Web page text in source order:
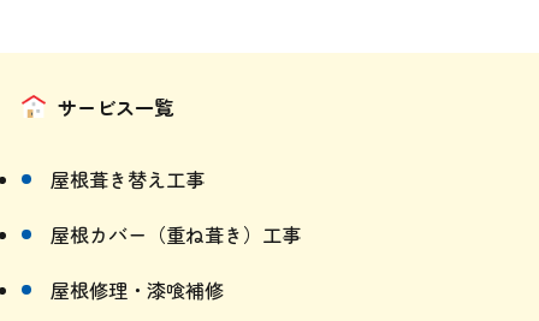
サービス一覧
屋根葺き替え工事
屋根カバー（重ね葺き）工事
屋根修理・漆喰補修